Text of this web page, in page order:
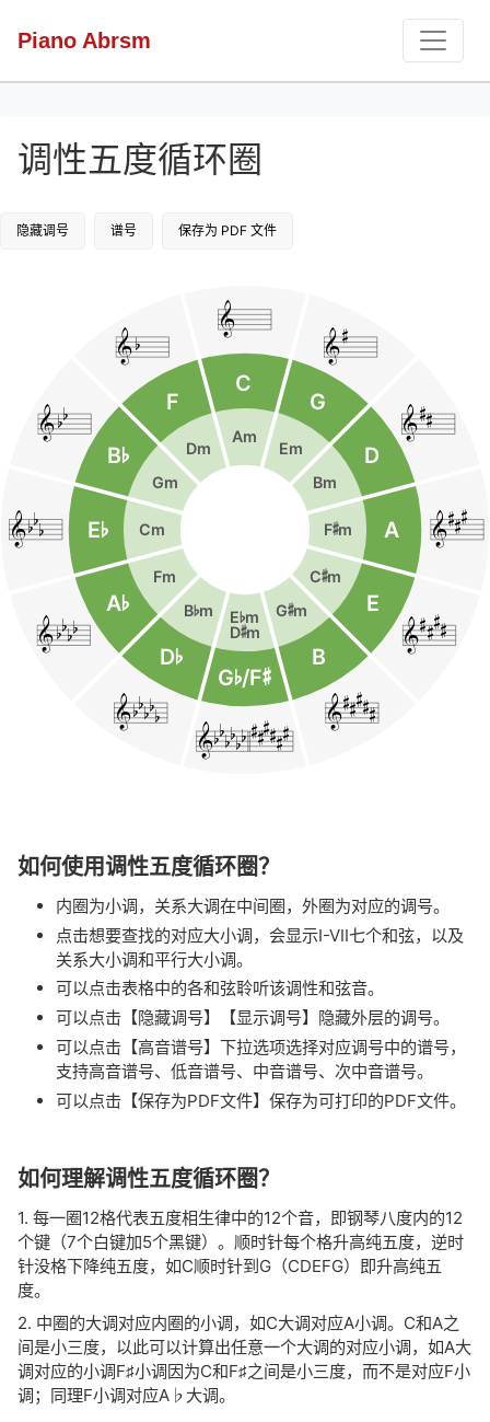
Piano Abrsm
调性五度循环圈
隐藏调号 谱号 保存为 PDF 文件
C
G
D
A
E
B
G¨/F©
D¨
A¨
E¨
B¨
F
Am
Em
Bm
F©m
C©m
G©m
E¨m
D©m
B¨m
Fm
Cm
Gm
Dm
&
&
&
&
&
&
&bbbbbb
&bbbbb
&bbbb
&bbb
&bb
&b
如何使用调性五度循环圈？
内圈为小调，关系大调在中间圈，外圈为对应的调号。
点击想要查找的对应大小调，会显示I-VII七个和弦，以及
关系大小调和平行大小调。
可以点击表格中的各和弦聆听该调性和弦音。
可以点击【隐藏调号】【显示调号】隐藏外层的调号。
可以点击【高音谱号】下拉选项选择对应调号中的谱号，
支持高音谱号、低音谱号、中音谱号、次中音谱号。
可以点击【保存为PDF文件】保存为可打印的PDF文件。
如何理解调性五度循环圈？
1. 每一圈12格代表五度相生律中的12个音，即钢琴八度内的12
个键（7个白键加5个黑键）。顺时针每个格升高纯五度，逆时
针没格下降纯五度，如C顺时针到G（CDEFG）即升高纯五
度。
2. 中圈的大调对应内圈的小调，如C大调对应A小调。C和A之
间是小三度，以此可以计算出任意一个大调的对应小调，如A大
调对应的小调F♯小调因为C和F♯之间是小三度，而不是对应F小
调；同理F小调对应A♭大调。